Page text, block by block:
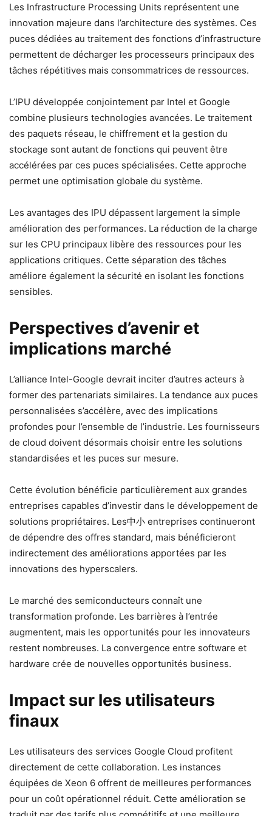
Les Infrastructure Processing Units représentent une
innovation majeure dans l’architecture des systèmes. Ces
puces dédiées au traitement des fonctions d’infrastructure
permettent de décharger les processeurs principaux des
tâches répétitives mais consommatrices de ressources.
L’IPU développée conjointement par Intel et Google
combine plusieurs technologies avancées. Le traitement
des paquets réseau, le chiffrement et la gestion du
stockage sont autant de fonctions qui peuvent être
accélérées par ces puces spécialisées. Cette approche
permet une optimisation globale du système.
Les avantages des IPU dépassent largement la simple
amélioration des performances. La réduction de la charge
sur les CPU principaux libère des ressources pour les
applications critiques. Cette séparation des tâches
améliore également la sécurité en isolant les fonctions
sensibles.
Perspectives d’avenir et
implications marché
L’alliance Intel-Google devrait inciter d’autres acteurs à
former des partenariats similaires. La tendance aux puces
personnalisées s’accélère, avec des implications
profondes pour l’ensemble de l’industrie. Les fournisseurs
de cloud doivent désormais choisir entre les solutions
standardisées et les puces sur mesure.
Cette évolution bénéficie particulièrement aux grandes
entreprises capables d’investir dans le développement de
solutions propriétaires. Les中小 entreprises continueront
de dépendre des offres standard, mais bénéficieront
indirectement des améliorations apportées par les
innovations des hyperscalers.
Le marché des semiconducteurs connaît une
transformation profonde. Les barrières à l’entrée
augmentent, mais les opportunités pour les innovateurs
restent nombreuses. La convergence entre software et
hardware crée de nouvelles opportunités business.
Impact sur les utilisateurs
finaux
Les utilisateurs des services Google Cloud profitent
directement de cette collaboration. Les instances
équipées de Xeon 6 offrent de meilleures performances
pour un coût opérationnel réduit. Cette amélioration se